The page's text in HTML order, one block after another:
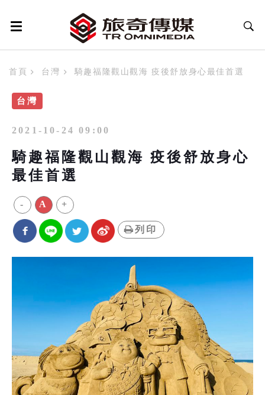
首頁 台灣 騎趣福隆觀山觀海 疫後舒放身心最佳首選
台灣
2021-10-24 09:00
騎趣福隆觀山觀海 疫後舒放身心
最佳首選
- A +
列印